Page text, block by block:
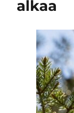
alkaa